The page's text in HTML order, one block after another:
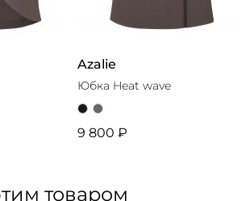
Azalie
Юбка Heat wave
9 800 ₽
товаром